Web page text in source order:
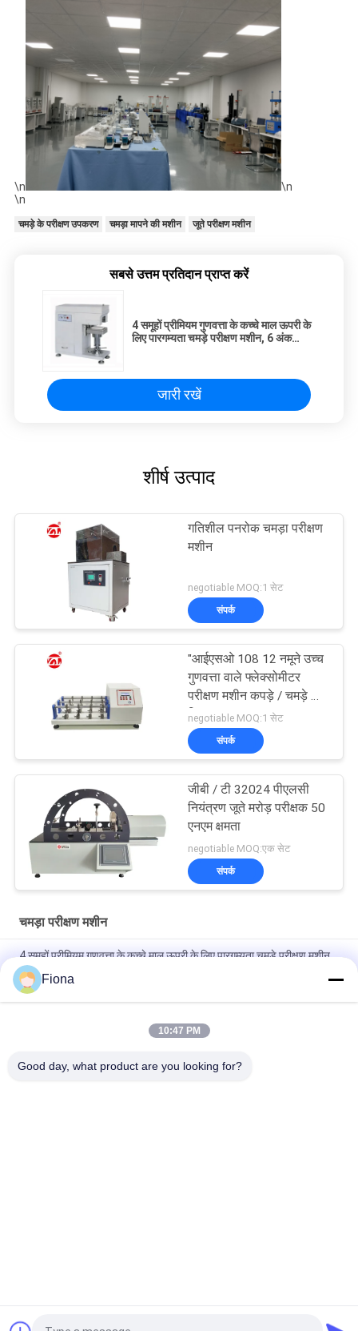
\n
\n
\n
चमड़े के परीक्षण उपकरण चमड़ा मापने की मशीन जूते परीक्षण मशीन
सबसे उत्तम प्रतिदान प्राप्त करें
4 समूहों प्रीमियम गुणवत्ता के कच्चे माल ऊपरी के
लिए पारगम्यता चमड़े परीक्षण मशीन, 6 अंक
जारी रखें
शीर्ष उत्पाद
गतिशील पनरोक चमड़ा परीक्षण
मशीन
negotiable MOQ:1 सेट
संपर्क
"आईएसओ 108 12 नमूने उच्च
गुणवत्ता वाले फ्लेक्सोमीटर
परीक्षण मशीन कपड़े / चमड़े के
लिए""
negotiable MOQ:1 सेट
संपर्क
जीबी / टी 32024 पीएलसी
नियंत्रण जूते मरोड़ परीक्षक 50
एनएम क्षमता
negotiable MOQ:एक सेट
संपर्क
चमड़ा परीक्षण मशीन
4 समूहों प्रीमियम गुणवत्ता के कच्चे माल ऊपरी के लिए पारगम्यता चमड़े परीक्षण मशीन,
6 अंक एलसीडी डिस्प्ले"
"एलसीडी प्रीमियम गुणवत्ता फ्लेक्सोमीटर चमड़ा परीक्षण मशीन"
"SATRA TM171 प्रीमियम क्वालिटी फ्लेक्सिंग लेदर डायनामिक वाटरप्रूफ
Fiona
10:47 PM
Good day, what product are you looking for?